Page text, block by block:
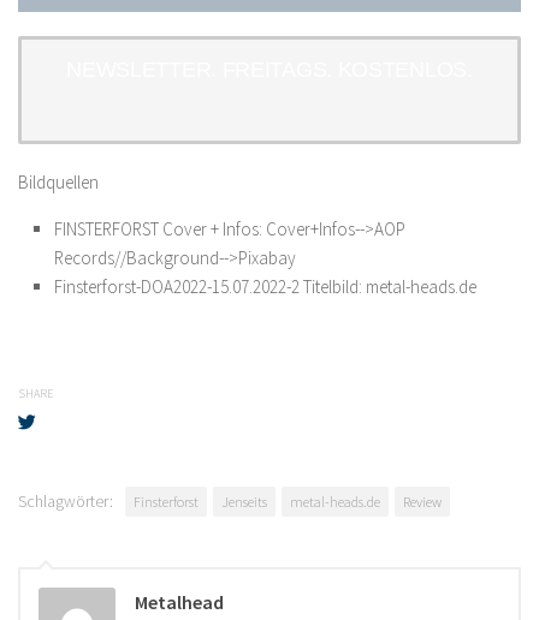
Bildquellen
FINSTERFORST Cover + Infos: Cover+Infos-->AOP
Records//Background-->Pixabay
Finsterforst-DOA2022-15.07.2022-2 Titelbild: metal-heads.de
SHARE
Schlagwörter: Finsterforst Jenseits metal-heads.de Review
Metalhead